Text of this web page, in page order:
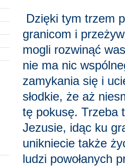
Dzięki tym trzem
granicom i
mogli rozwinąć
nie ma nic
zamykania się i
słodkie, że aż
tę pokusę. Trzeba
Jezusie, idąc ku
unikniecie także
ludzi powołanych